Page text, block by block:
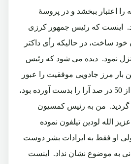
اعتبار ببخشد و در پروسۀ
اینست که رئیس جمهور کرزی
آن خود ساخت، در حالیکه رأی داکتر
28.1 فیصد تنزل نمود. دیده می شود که رئیس
بار مرز جادویی موفقیت را عبور
کرد و در حالیکه بیشتر از 50 در صد آرا را بدست آورده بود،
گردید. من به رئیس کمسیون
الله لودین تیلفون نموده
او فقط به ایرادات بشر دوست
به موضوع نشان نداد. اینست